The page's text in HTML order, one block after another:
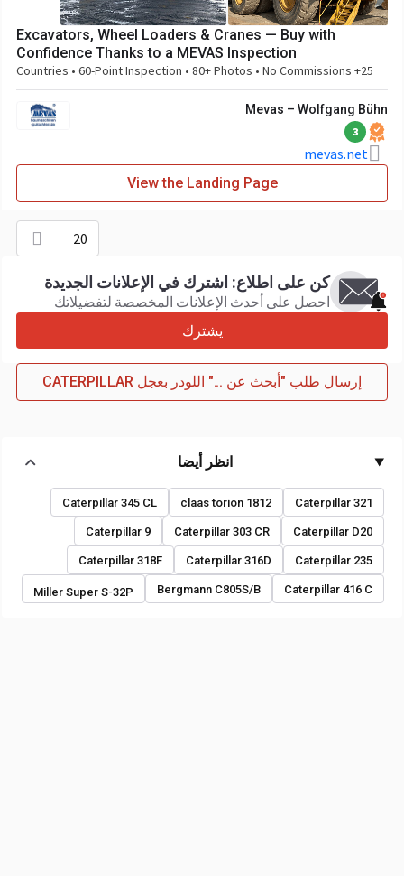
Excavators, Wheel Loaders & Cranes — Buy with
Confidence Thanks to a MEVAS Inspection
25+ Countries • 60-Point Inspection • 80+ Photos • No Commissions
Mevas – Wolfgang Bühn
3
mevas.net
View the Landing Page
20
كن على اطلاع: اشترك في الإعلانات الجديدة
احصل على أحدث الإعلانات المخصصة لتفضيلاتك
يشترك
إرسال طلب "أبحث عن ..." اللودر بعجل CATERPILLAR
انظر أيضا
Caterpillar 321
claas torion 1812
Caterpillar 345 CL
Caterpillar D20
Caterpillar 303 CR
Caterpillar 9
Caterpillar 235
Caterpillar 316D
Caterpillar 318F
Caterpillar 416 C
Bergmann C805S/B
Miller Super S-32P